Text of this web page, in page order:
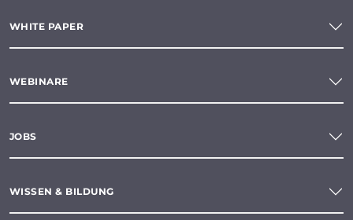
WHITE PAPER
WEBINARE
JOBS
WISSEN & BILDUNG